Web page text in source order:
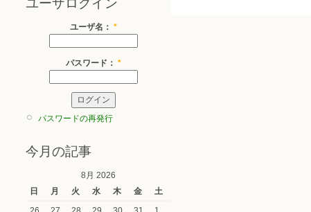
ユーザログイン
ユーザ名： *
パスワード： *
パスワードの再発行
今月の記事
8月 2026
日
月 火 水 木 金
土